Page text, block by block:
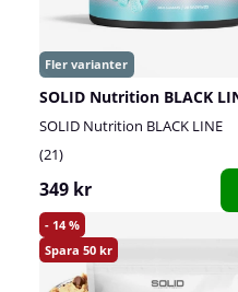
SOLID Nutrition BLACK LINE
21
349 kr
14
50